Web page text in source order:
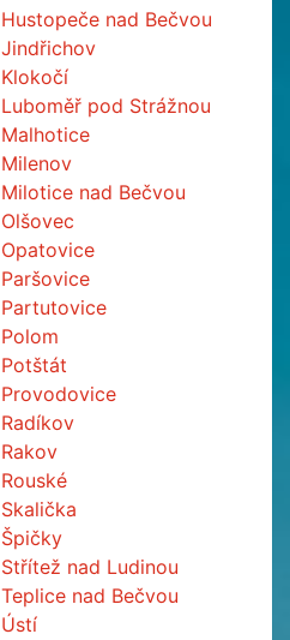
Hustopeče nad Bečvou
Jindřichov
Klokočí
Luboměř pod Strážnou
Malhotice
Milenov
Milotice nad Bečvou
Olšovec
Opatovice
Paršovice
Partutovice
Polom
Potštát
Provodovice
Radíkov
Rakov
Rouské
Skalička
Špičky
Střítež nad Ludinou
Teplice nad Bečvou
Ústí